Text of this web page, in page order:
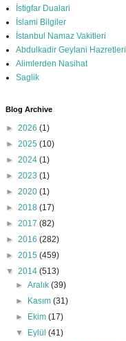
İstigfar Dualari
İslami Bilgiler
İstanbul Namaz Vakitleri
Abdulkadir Geylani Hazretleri
Alimlerden Nasihat
Saglik
Blog Archive
► 2026 (1)
► 2025 (10)
► 2024 (1)
► 2023 (1)
► 2020 (1)
► 2018 (17)
► 2017 (82)
► 2016 (282)
► 2015 (459)
▼ 2014 (513)
►Aralık(39)
►
Kasım(31)
►
Ekim(17)
▼
Eylül(41)